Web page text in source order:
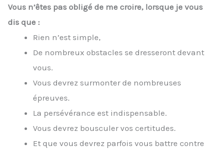
Vous n’êtes pas obligé de me croire, lorsque je vous
dis que :
Rien n’est simple,
De nombreux obstacles se dresseront devant
vous.
Vous devrez surmonter de nombreuses
épreuves.
La persévérance est indispensable.
Vous devrez bousculer vos certitudes.
Et que vous devrez parfois vous battre contre